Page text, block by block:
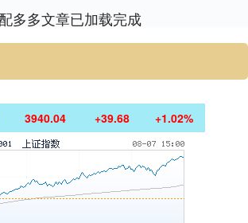
多多文章已加载完成
3940.04 +39.68 +1.02%